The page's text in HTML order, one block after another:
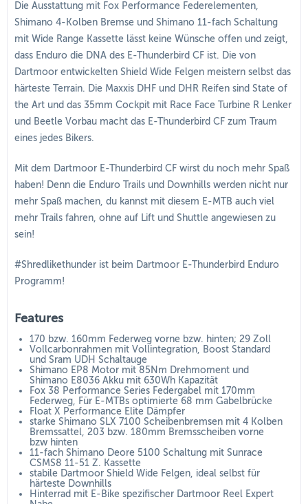
Die Ausstattung mit Fox Performance Federelementen,
Shimano 4-Kolben Bremse und Shimano 11-fach Schaltung
mit Wide Range Kassette lässt keine Wünsche offen und zeigt,
dass Enduro die DNA des E-Thunderbird CF ist. Die von
Dartmoor entwickelten Shield Wide Felgen meistern selbst das
härteste Terrain. Die Maxxis DHF und DHR Reifen sind State of
the Art und das 35mm Cockpit mit Race Face Turbine R Lenker
und Beetle Vorbau macht das E-Thunderbird CF zum Traum
eines jedes Bikers.
Mit dem Dartmoor E-Thunderbird CF wirst du noch mehr Spaß
haben! Denn die Enduro Trails und Downhills werden nicht nur
mehr Spaß machen, du kannst mit diesem E-MTB auch viel
mehr Trails fahren, ohne auf Lift und Shuttle angewiesen zu
sein!
#Shredlikethunder ist beim Dartmoor E-Thunderbird Enduro
Programm!
Features
170 bzw. 160mm Federweg vorne bzw. hinten; 29 Zoll
Vollcarbonrahmen mit Vollintegration, Boost Standard
und Sram UDH Schaltauge
Shimano EP8 Motor mit 85Nm Drehmoment und
Shimano E8036 Akku mit 630Wh Kapazität
Fox 38 Performance Series Federgabel mit 170mm
Federweg, Für E-MTBs optimierte 68 mm Gabelbrücke
Float X Performance Elite Dämpfer
starke Shimano SLX 7100 Scheibenbremsen mit 4 Kolben
Bremssattel, 203 bzw. 180mm Bremsscheiben vorne
bzw hinten
11-fach Shimano Deore 5100 Schaltung mit Sunrace
CSMS8 11-51 Z. Kassette
stabile Dartmoor Shield Wide Felgen, ideal selbst für
härteste Downhills
Hinterrad mit E-Bike spezifischer Dartmoor Reel Expert